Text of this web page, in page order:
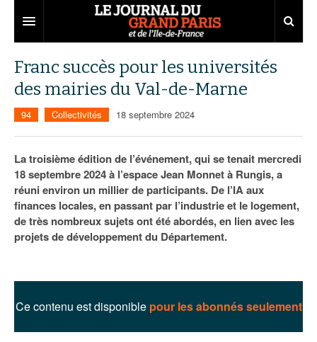
Territoires
Aménagement
Institutions
Services urbains
Entreprises
Emploi
Attractivité
Innovation
75
77
78
Carnet
Nominations
Portraits
Les Assises du Grand Paris
Éditions précédentes
Le podcast
Franc succès pour les universités
des mairies du Val-de-Marne
94 Collectivités 18 septembre 2024
La troisième édition de l’événement, qui se tenait mercredi
18 septembre 2024 à l’espace Jean Monnet à Rungis, a
réuni environ un millier de participants. De l’IA aux
finances locales, en passant par l’industrie et le logement,
de très nombreux sujets ont été abordés, en lien avec les
projets de développement du Département.
Ce contenu est disponible pour les abonnés seulement